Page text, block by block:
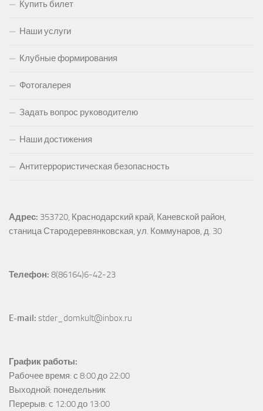
Купить билет
Наши услуги
Клубные формирования
Фотогалерея
Задать вопрос руководителю
Наши достижения
Антитеррористическая безопасность
Адрес: 353720, Краснодарский край, Каневской район,
станица Стародеревянковская, ул. Коммунаров, д. 30
Телефон: 8(86164)6-42-23
E-mail: stder_domkult@inbox.ru
График работы:
Рабочее время: с 8:00 до 22:00
Выходной: понедельник
Перерыв: с 12:00 до 13:00